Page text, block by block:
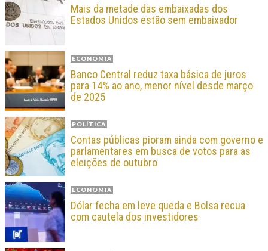
Mais da metade das embaixadas dos
Estados Unidos estão sem embaixador
ECONOMIA
Banco Central reduz taxa básica de juros
para 14% ao ano, menor nível desde março
de 2025
POLÍTICA
Contas públicas pioram ainda com governo e
parlamentares em busca de votos para as
eleições de outubro
ECONOMIA
Dólar fecha em leve queda e Bolsa recua
com cautela dos investidores